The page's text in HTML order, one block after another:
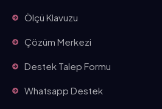
Ölçü Klavuzu
Çözüm Merkezi
Destek Talep Formu
Whatsapp Destek